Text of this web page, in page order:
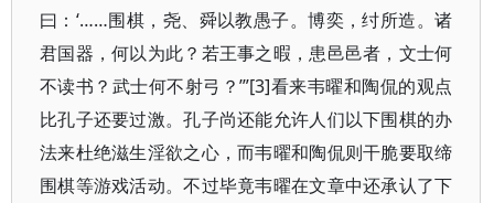
曰：‘……围棋，尧、舜以教愚子。博奕，纣所造。诸
君国器，何以为此？若王事之暇，患邑邑者，文士何
不读书？武士何不射弓？’”[3]看来韦曜和陶侃的观点
比孔子还要过激。孔子尚还能允许人们以下围棋的办
法来杜绝滋生淫欲之心，而韦曜和陶侃则干脆要取缔
围棋等游戏活动。不过毕竟韦曜在文章中还承认了下